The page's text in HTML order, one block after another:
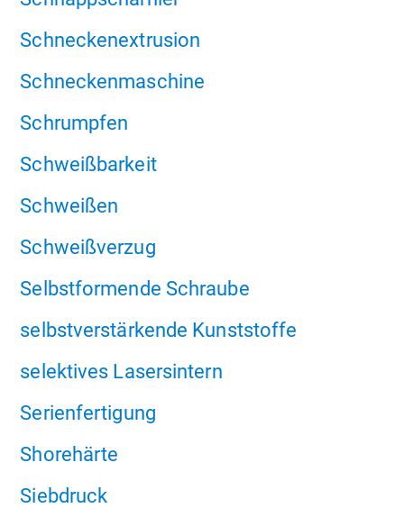
Schneckenextrusion
Schneckenmaschine
Schrumpfen
Schweißbarkeit
Schweißen
Schweißverzug
Selbstformende Schraube
selbstverstärkende Kunststoffe
selektives Lasersintern
Serienfertigung
Shorehärte
Siebdruck